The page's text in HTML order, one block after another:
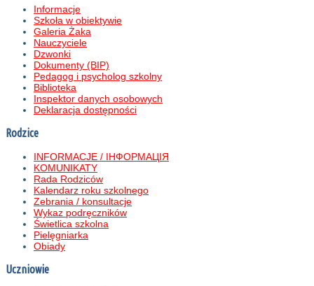
Informacje
Szkoła w obiektywie
Galeria Żaka
Nauczyciele
Dzwonki
Dokumenty (BIP)
Pedagog i psycholog szkolny
Biblioteka
Inspektor danych osobowych
Deklaracja dostępności
Rodzice
INFORMACJE / ІНФОРМАЦІЯ
KOMUNIKATY
Rada Rodziców
Kalendarz roku szkolnego
Zebrania / konsultacje
Wykaz podręczników
Świetlica szkolna
Pielęgniarka
Obiady
Uczniowie